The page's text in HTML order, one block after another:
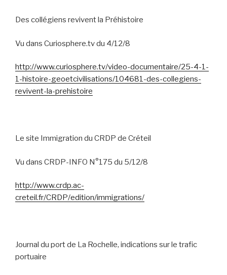
Des collégiens revivent la Préhistoire
Vu dans Curiosphere.tv du 4/12/8
http://www.curiosphere.tv/video-documentaire/25-4-1-
1-histoire-geoetcivilisations/104681-des-collegiens-
revivent-la-prehistoire
Le site Immigration du CRDP de Créteil
Vu dans CRDP-INFO N°175 du 5/12/8
http://www.crdp.ac-
creteil.fr/CRDP/edition/immigrations/
Journal du port de La Rochelle, indications sur le trafic
portuaire